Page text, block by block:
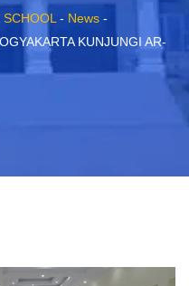
- News -
KUNJUNGI AR-